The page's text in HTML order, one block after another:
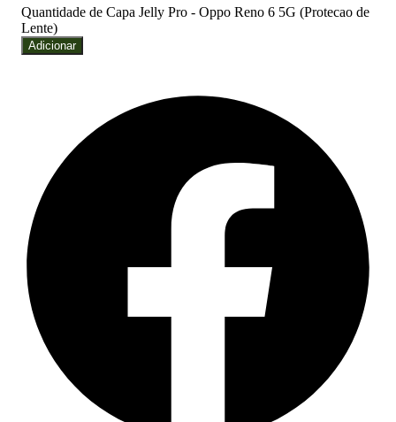
Quantidade de Capa Jelly Pro - Oppo Reno 6 5G (Protecao de
Lente)
Adicionar